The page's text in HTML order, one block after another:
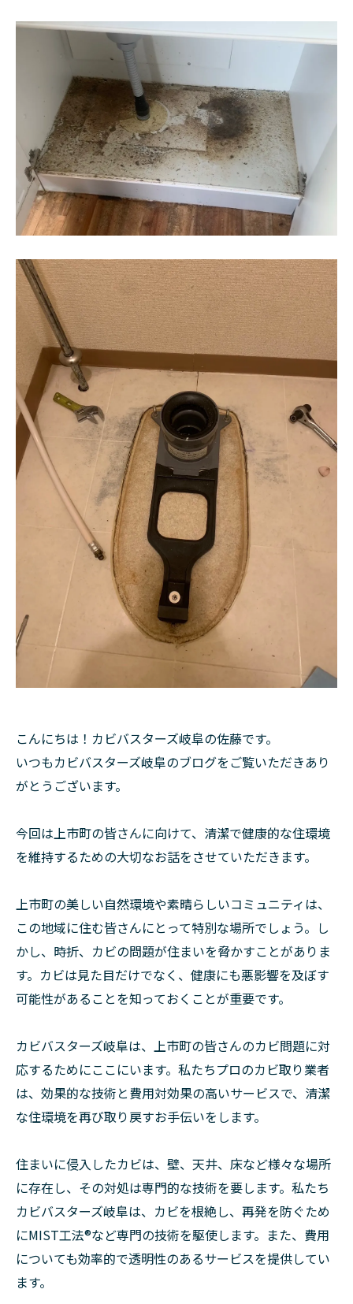
こんにちは！カビバスターズ岐阜の佐藤です。
いつもカビバスターズ岐阜のブログをご覧いただきあり
がとうございます。
今回は上市町の皆さんに向けて、清潔で健康的な住環境
を維持するための大切なお話をさせていただきます。
上市町の美しい自然環境や素晴らしいコミュニティは、
この地域に住む皆さんにとって特別な場所でしょう。し
かし、時折、カビの問題が住まいを脅かすことがありま
す。カビは見た目だけでなく、健康にも悪影響を及ぼす
可能性があることを知っておくことが重要です。
カビバスターズ岐阜は、上市町の皆さんのカビ問題に対
応するためにここにいます。私たちプロのカビ取り業者
は、効果的な技術と費用対効果の高いサービスで、清潔
な住環境を再び取り戻すお手伝いをします。
住まいに侵入したカビは、壁、天井、床など様々な場所
に存在し、その対処は専門的な技術を要します。私たち
カビバスターズ岐阜は、カビを根絶し、再発を防ぐため
にMIST工法®など専門の技術を駆使します。また、費用
についても効率的で透明性のあるサービスを提供してい
ます。